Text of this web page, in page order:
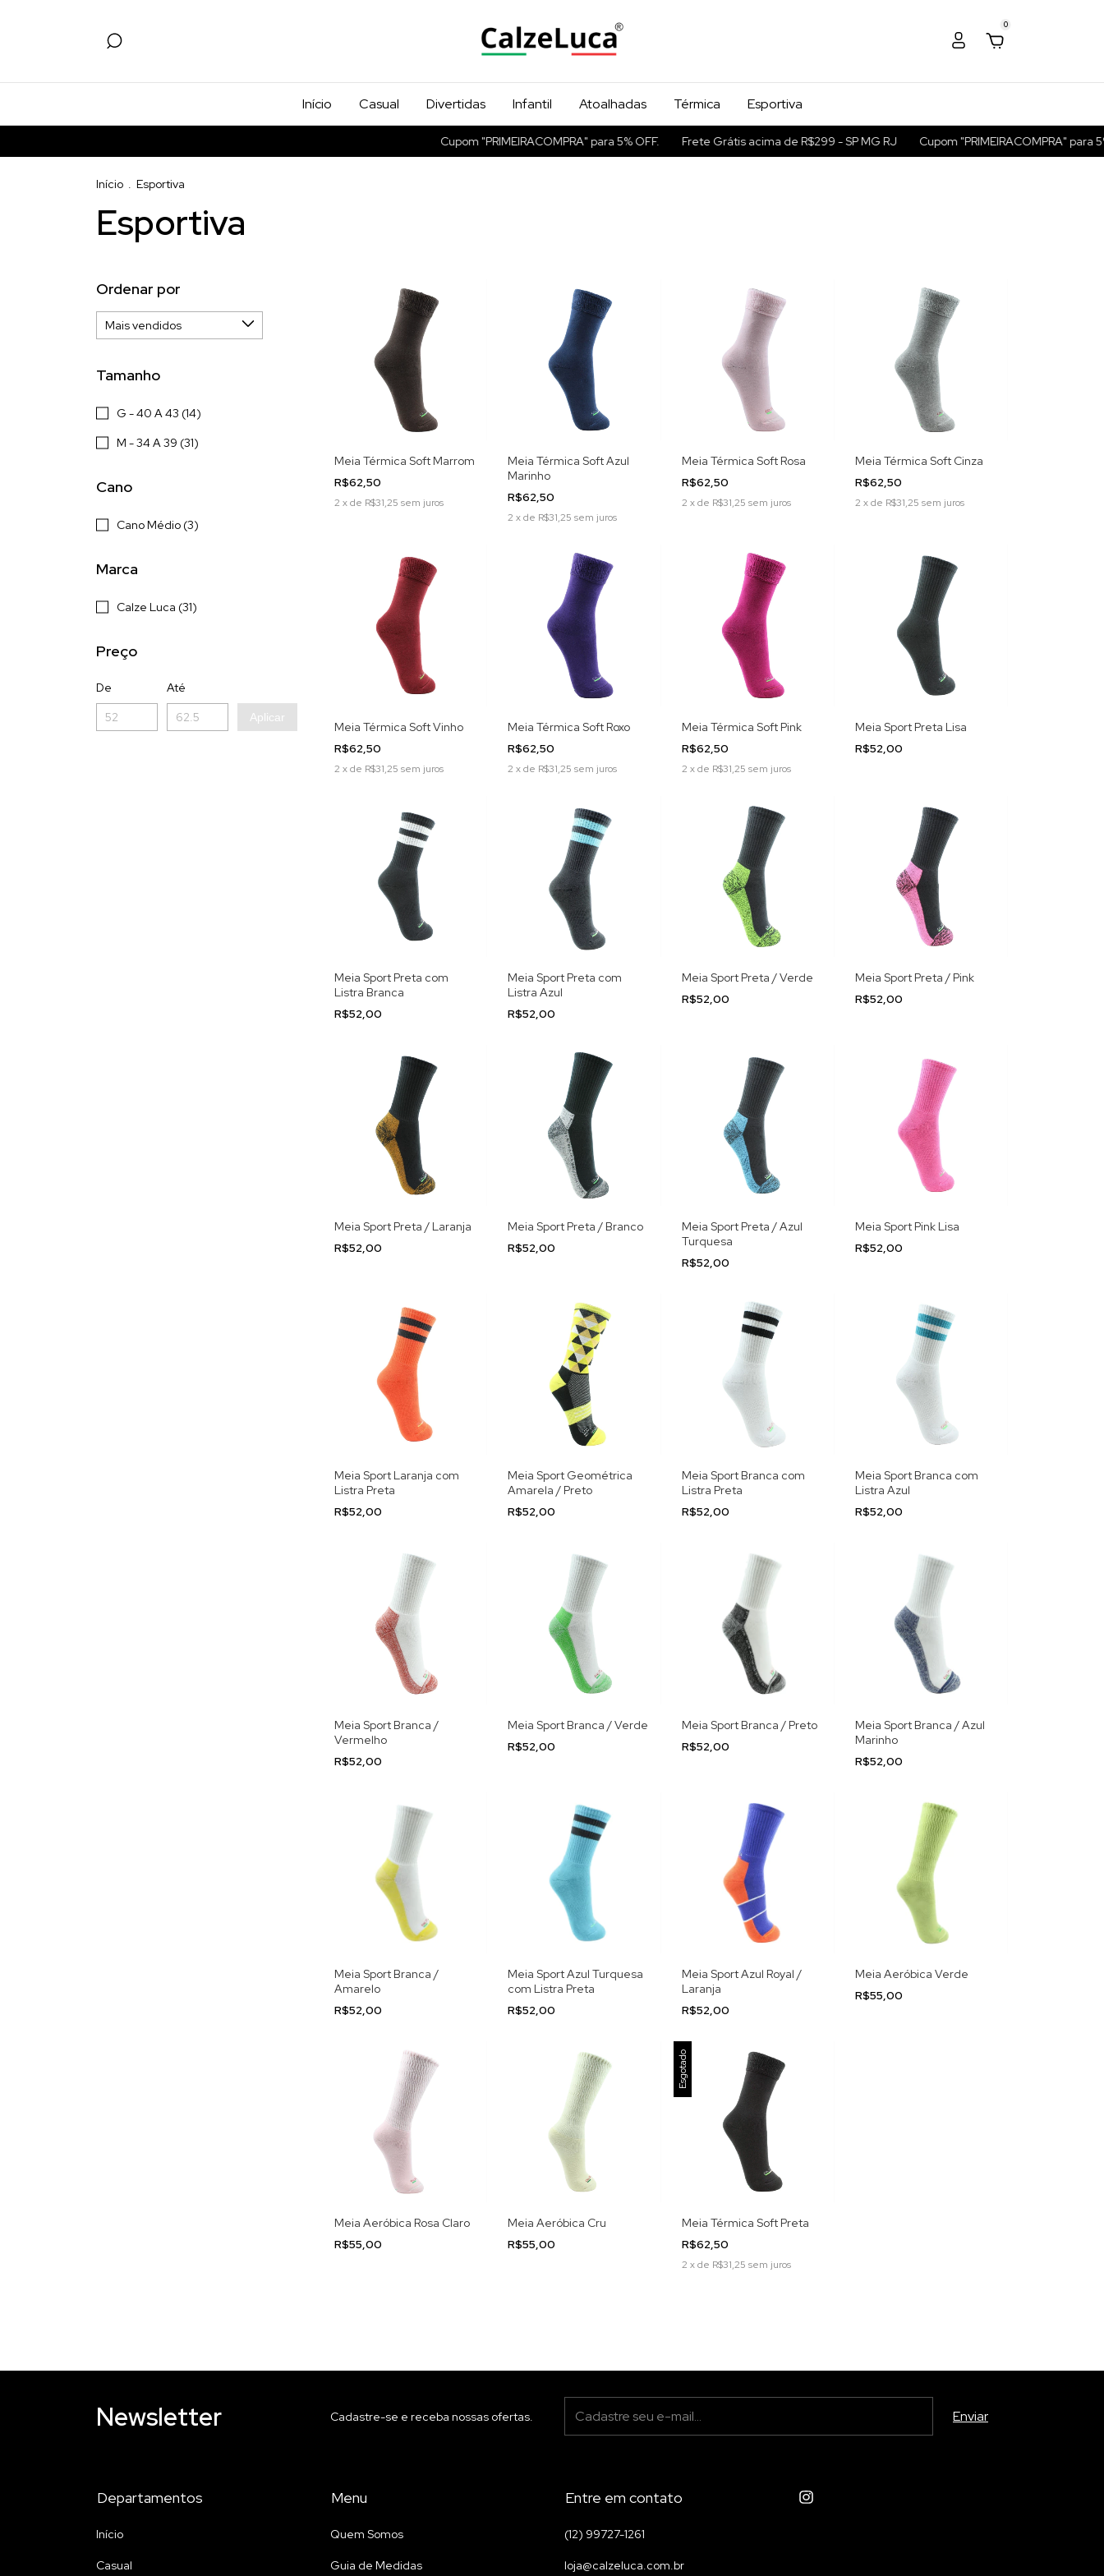
0
Início Casual Divertidas Infantil Atoalhadas Térmica Esportiva
Cupom "PRIMEIRACOMPRA" para 5% OFF. Frete Grátis acima de R$299 - SP MG RJ Cupom "PRIMEIRACOMPRA" para 5%
Início . Esportiva
Esportiva
Ordenar por
Tamanho
G - 40 A 43 (14)
M - 34 A 39 (31)
Cano
Cano Médio (3)
Marca
Calze Luca (31)
Preço
De Até
Aplicar
Meia Térmica Soft Marrom
R$62,50
2 xde R$31,25 sem juros
Meia Térmica Soft Azul
Marinho
R$62,50
2 xde R$31,25 sem juros
Meia Térmica Soft Rosa
R$62,50
2 xde R$31,25 sem juros
Meia Térmica Soft Cinza
R$62,50
2 xde R$31,25 sem juros
Meia Térmica Soft Vinho
R$62,50
2 xde R$31,25 sem juros
Meia Térmica Soft Roxo
R$62,50
2 xde R$31,25 sem juros
Meia Térmica Soft Pink
R$62,50
2 xde R$31,25 sem juros
Meia Sport Preta Lisa
R$52,00
Meia Sport Preta com
Listra Branca
R$52,00
Meia Sport Preta com
Listra Azul
R$52,00
Meia Sport Preta / Verde
R$52,00
Meia Sport Preta / Pink
R$52,00
Meia Sport Preta / Laranja
R$52,00
Meia Sport Preta / Branco
R$52,00
Meia Sport Preta / Azul
Turquesa
R$52,00
Meia Sport Pink Lisa
R$52,00
Meia Sport Laranja com
Listra Preta
R$52,00
Meia Sport Geométrica
Amarela / Preto
R$52,00
Meia Sport Branca com
Listra Preta
R$52,00
Meia Sport Branca com
Listra Azul
R$52,00
Meia Sport Branca /
Vermelho
R$52,00
Meia Sport Branca / Verde
R$52,00
Meia Sport Branca / Preto
R$52,00
Meia Sport Branca / Azul
Marinho
R$52,00
Meia Sport Branca /
Amarelo
R$52,00
Meia Sport Azul Turquesa
com Listra Preta
R$52,00
Meia Sport Azul Royal /
Laranja
R$52,00
Meia Aeróbica Verde
R$55,00
Meia Aeróbica Rosa Claro
R$55,00
Meia Aeróbica Cru
R$55,00
Esgotado
Meia Térmica Soft Preta
R$62,50
2 xde R$31,25 sem juros
Newsletter Cadastre-se e receba nossas ofertas.
Departamentos
Início
Casual
Menu
Quem Somos
Guia de Medidas
Entre em contato
(12) 99727-1261
loja@calzeluca.com.br